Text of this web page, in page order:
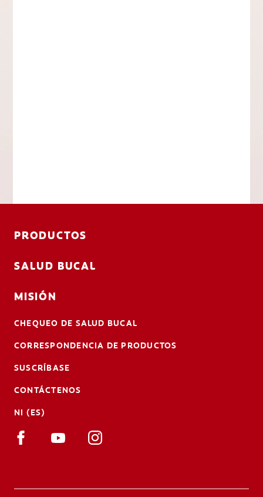
PRODUCTOS
SALUD BUCAL
MISIÓN
CHEQUEO DE SALUD BUCAL
CORRESPONDENCIA DE PRODUCTOS
SUSCRÍBASE
CONTÁCTENOS
NI (ES)